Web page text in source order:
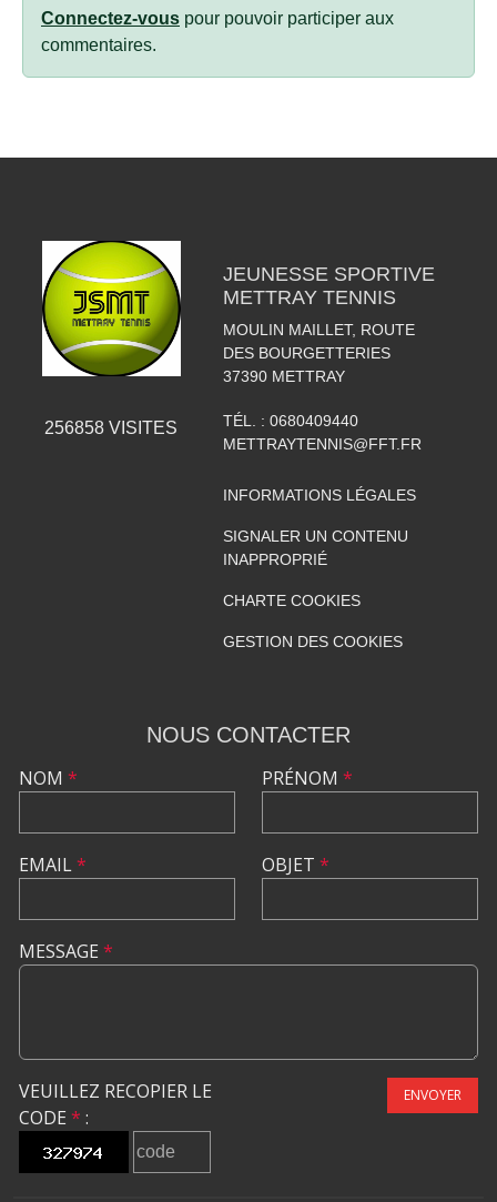
Connectez-vous pour pouvoir participer aux
commentaires.
256858 VISITES
JEUNESSE SPORTIVE
METTRAY TENNIS
MOULIN MAILLET, ROUTE
DES BOURGETTERIES
37390 METTRAY
TÉL. : 0680409440
METTRAYTENNIS@FFT.FR
INFORMATIONS LÉGALES
SIGNALER UN CONTENU
INAPPROPRIÉ
CHARTE COOKIES
GESTION DES COOKIES
NOUS CONTACTER
NOM *
EMAIL*
PRÉNOM *
OBJET *
MESSAGE *
VEUILLEZ RECOPIER LE
CODE * :
ENVOYER